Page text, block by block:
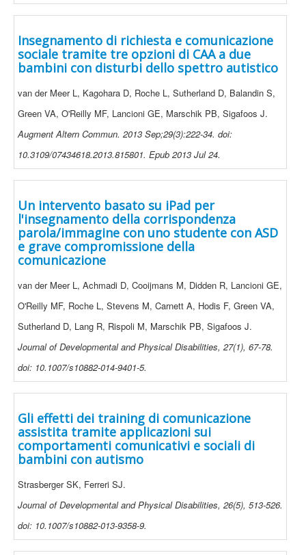
Insegnamento di richiesta e comunicazione
sociale tramite tre opzioni di CAA a due
bambini con disturbi dello spettro autistico
van der Meer L, Kagohara D, Roche L, Sutherland D, Balandin S,
Green VA, O'Reilly MF, Lancioni GE, Marschik PB, Sigafoos J.
Augment Altern Commun. 2013 Sep;29(3):222-34. doi:
10.3109/07434618.2013.815801. Epub 2013 Jul 24.
Un intervento basato su iPad per
l'insegnamento della corrispondenza
parola/immagine con uno studente con ASD
e grave compromissione della
comunicazione
van der Meer L, Achmadi D, Cooijmans M, Didden R, Lancioni GE,
O'Reilly MF, Roche L, Stevens M, Carnett A, Hodis F, Green VA,
Sutherland D, Lang R, Rispoli M, Marschik PB, Sigafoos J.
Journal of Developmental and Physical Disabilities, 27(1), 67-78.
doi: 10.1007/s10882-014-9401-5.
Gli effetti dei training di comunicazione
assistita tramite applicazioni sui
comportamenti comunicativi e sociali di
bambini con autismo
Strasberger SK, Ferreri SJ.
Journal of Developmental and Physical Disabilities, 26(5), 513-526.
doi: 10.1007/s10882-013-9358-9.